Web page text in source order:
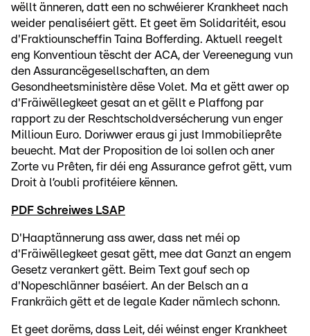
wëllt änneren, datt een no schwéierer Krankheet nach
weider penaliséiert gëtt. Et geet ëm Solidaritéit, esou
d'Fraktiounscheffin Taina Bofferding. Aktuell reegelt
eng Konventioun tëscht der ACA, der Vereenegung vun
den Assurancëgesellschaften, an dem
Gesondheetsministère dëse Volet. Ma et gëtt awer op
d'Fräiwëllegkeet gesat an et gëllt e Plaffong par
rapport zu der Reschtscholdversécherung vun enger
Millioun Euro. Doriwwer eraus gi just Immobilieprête
beuecht. Mat der Proposition de loi sollen och aner
Zorte vu Prêten, fir déi eng Assurance gefrot gëtt, vum
Droit à l’oubli profitéiere kënnen.
PDF Schreiwes LSAP
D'Haaptännerung ass awer, dass net méi op
d'Fräiwëllegkeet gesat gëtt, mee dat Ganzt an engem
Gesetz verankert gëtt. Beim Text gouf sech op
d'Nopeschlänner baséiert. An der Belsch an a
Frankräich gëtt et de legale Kader nämlech schonn.
Et geet dorëms, dass Leit, déi wéinst enger Krankheet